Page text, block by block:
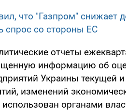
что "Газпром" снижает
спрос со стороны ЕС
отчеты
информацию об
Украины текущей
изменений
органами